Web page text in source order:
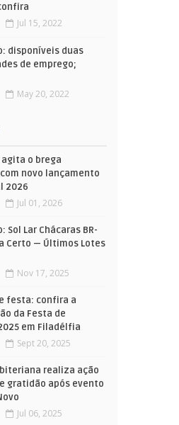
Jul 15, 2022
disponíveis duas
de emprego;
May 20, 2022
agita o brega
novo lançamento
2026
Jul 01, 2026
Sol Lar Chácaras BR-
Certo — Últimos Lotes
Nov 17, 2025
festa: confira a
da Festa de
em Filadélfia
Sept 20, 2025
realiza ação
gratidão após evento
Jul 06, 2025